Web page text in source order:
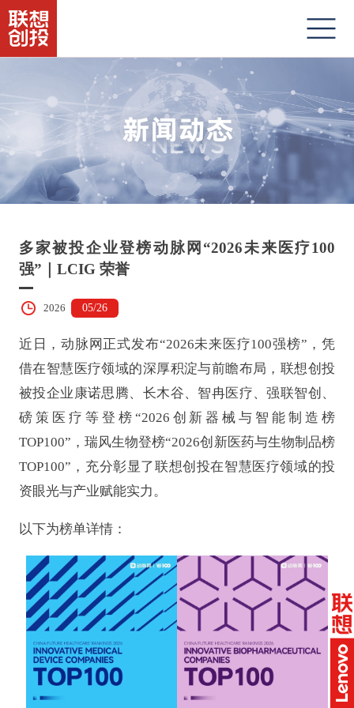
多家被投企业登榜动脉网“2026未来医疗100
强”｜LCIG 荣誉
2026 05/26
近日，动脉网正式发布“2026未来医疗100强榜”，凭
借在智慧医疗领域的深厚积淀与前瞻布局，联想创投
被投企业康诺思腾、长木谷、智冉医疗、强联智创、
磅策医疗等登榜“2026创新器械与智能制造榜
TOP100”，瑞风生物登榜“2026创新医药与生物制品榜
TOP100”，充分彰显了联想创投在智慧医疗领域的投
资眼光与产业赋能实力。
以下为榜单详情：